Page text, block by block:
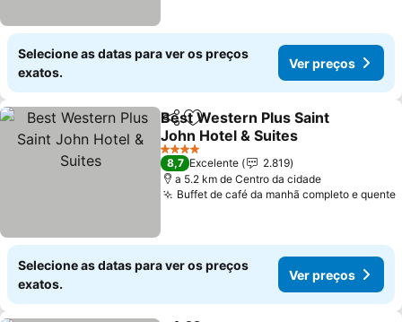
Selecione as datas para ver os preços
exatos.
Ver preços
PartilharAdicionar aos favoritos
Best Western Plus Saint
John Hotel & Suites
4 Estrelas
8,7 Excelente
2.819
a 5.2 km de Centro da cidade
Buffet de café da manhã completo e quente
Selecione as datas para ver os preços
exatos.
Ver preços